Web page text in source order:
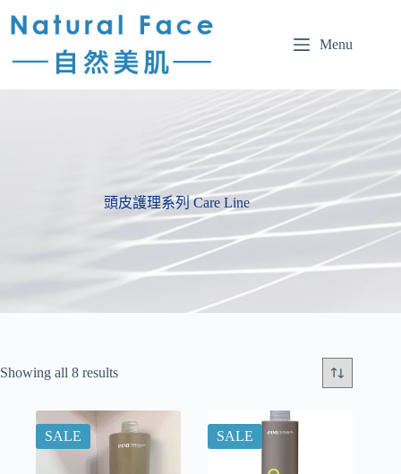
Menu
頭皮護理系列 Care Line
Showing all 8 results
SALE SALE